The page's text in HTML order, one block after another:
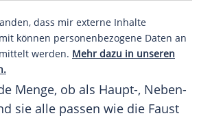
dass mir externe Inhalte
können personenbezogene Daten an
werden. Mehr dazu in unseren
Menge, ob als Haupt-, Neben-
sie alle passen wie die Faust